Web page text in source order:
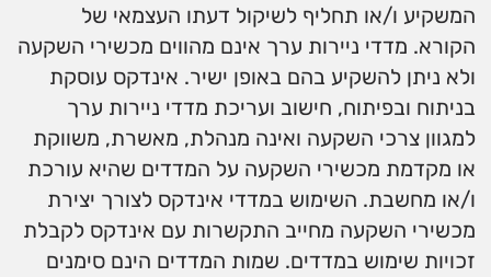
המשקיע ו/או תחליף לשיקול דעתו העצמאי של
הקורא. מדדי ניירות ערך אינם מהווים מכשירי השקעה
ולא ניתן להשקיע בהם באופן ישיר. אינדקס עוסקת
בניתוח ובפיתוח, חישוב ועריכת מדדי ניירות ערך
למגוון צרכי השקעה ואינה מנהלת, מאשרת, משווקת
או מקדמת מכשירי השקעה על המדדים שהיא עורכת
ו/או מחשבת. השימוש במדדי אינדקס לצורך יצירת
מכשירי השקעה מחייב התקשרות עם אינדקס לקבלת
זכויות שימוש במדדים. שמות המדדים הינם סימנים